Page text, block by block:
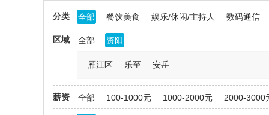
»
分类 全部 餐饮美食 娱乐/休闲/主持人 数码通信
区域 全部 资阳
雁江区 乐至 安岳
薪资 全部 100-1000元 1000-2000元 2000-3000